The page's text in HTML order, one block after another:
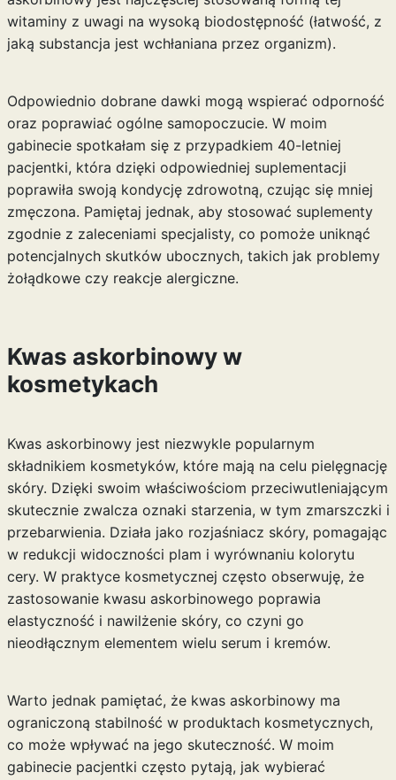
witaminy z uwagi na wysoką biodostępność (łatwość, z
jaką substancja jest wchłaniana przez organizm).
Odpowiednio dobrane dawki mogą wspierać odporność
oraz poprawiać ogólne samopoczucie. W moim
gabinecie spotkałam się z przypadkiem 40-letniej
pacjentki, która dzięki odpowiedniej suplementacji
poprawiła swoją kondycję zdrowotną, czując się mniej
zmęczona. Pamiętaj jednak, aby stosować suplementy
zgodnie z zaleceniami specjalisty, co pomoże uniknąć
potencjalnych skutków ubocznych, takich jak problemy
żołądkowe czy reakcje alergiczne.
Kwas askorbinowy w
kosmetykach
Kwas askorbinowy jest niezwykle popularnym
składnikiem kosmetyków, które mają na celu pielęgnację
skóry. Dzięki swoim właściwościom przeciwutleniającym
skutecznie zwalcza oznaki starzenia, w tym zmarszczki i
przebarwienia. Działa jako rozjaśniacz skóry, pomagając
w redukcji widoczności plam i wyrównaniu kolorytu
cery. W praktyce kosmetycznej często obserwuję, że
zastosowanie kwasu askorbinowego poprawia
elastyczność i nawilżenie skóry, co czyni go
nieodłącznym elementem wielu serum i kremów.
Warto jednak pamiętać, że kwas askorbinowy ma
ograniczoną stabilność w produktach kosmetycznych,
co może wpływać na jego skuteczność. W moim
gabinecie pacjentki często pytają, jak wybierać